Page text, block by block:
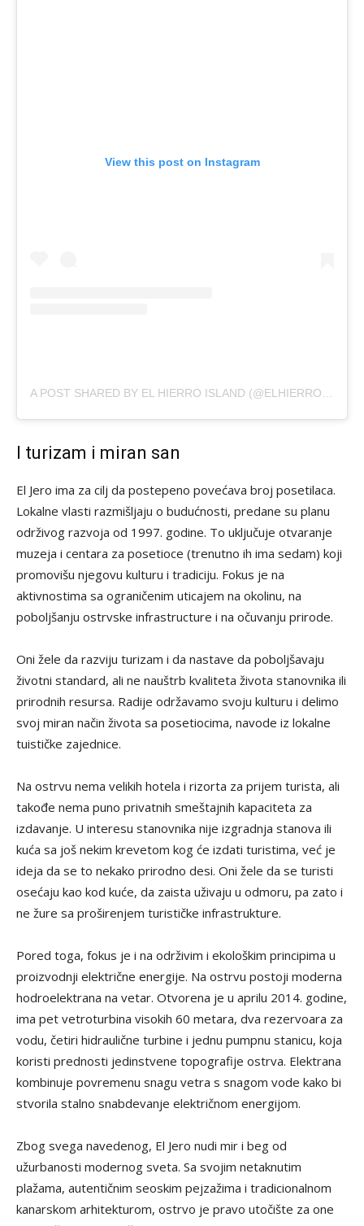
View this post on Instagram
A POST SHARED BY EL HIERRO ISLAND (@ELHIERROISLAND)
I turizam i miran san
El Jero ima za cilj da postepeno povećava broj posetilaca.
Lokalne vlasti razmišljaju o budućnosti, predane su planu
održivog razvoja od 1997. godine. To uključuje otvaranje
muzeja i centara za posetioce (trenutno ih ima sedam) koji
promovišu njegovu kulturu i tradiciju. Fokus je na
aktivnostima sa ograničenim uticajem na okolinu, na
poboljšanju ostrvske infrastructure i na očuvanju prirode.
Oni žele da razviju turizam i da nastave da poboljšavaju
životni standard, ali ne nauštrb kvaliteta života stanovnika ili
prirodnih resursa. Radije održavamo svoju kulturu i delimo
svoj miran način života sa posetiocima, navode iz lokalne
tuističke zajednice.
Na ostrvu nema velikih hotela i rizorta za prijem turista, ali
takođe nema puno privatnih smeštajnih kapaciteta za
izdavanje. U interesu stanovnika nije izgradnja stanova ili
kuća sa još nekim krevetom kog će izdati turistima, već je
ideja da se to nekako prirodno desi. Oni žele da se turisti
osećaju kao kod kuće, da zaista uživaju u odmoru, pa zato i
ne žure sa proširenjem turističke infrastrukture.
Pored toga, fokus je i na održivim i ekološkim principima u
proizvodnji električne energije. Na ostrvu postoji moderna
hodroelektrana na vetar. Otvorena je u aprilu 2014. godine,
ima pet vetroturbina visokih 60 metara, dva rezervoara za
vodu, četiri hidraulične turbine i jednu pumpnu stanicu, koja
koristi prednosti jedinstvene topografije ostrva. Elektrana
kombinuje povremenu snagu vetra s snagom vode kako bi
stvorila stalno snabdevanje električnom energijom.
Zbog svega navedenog, El Jero nudi mir i beg od
užurbanosti modernog sveta. Sa svojim netaknutim
plažama, autentičnim seoskim pejzažima i tradicionalnom
kanarskom arhitekturom, ostrvo je pravo utočište za one